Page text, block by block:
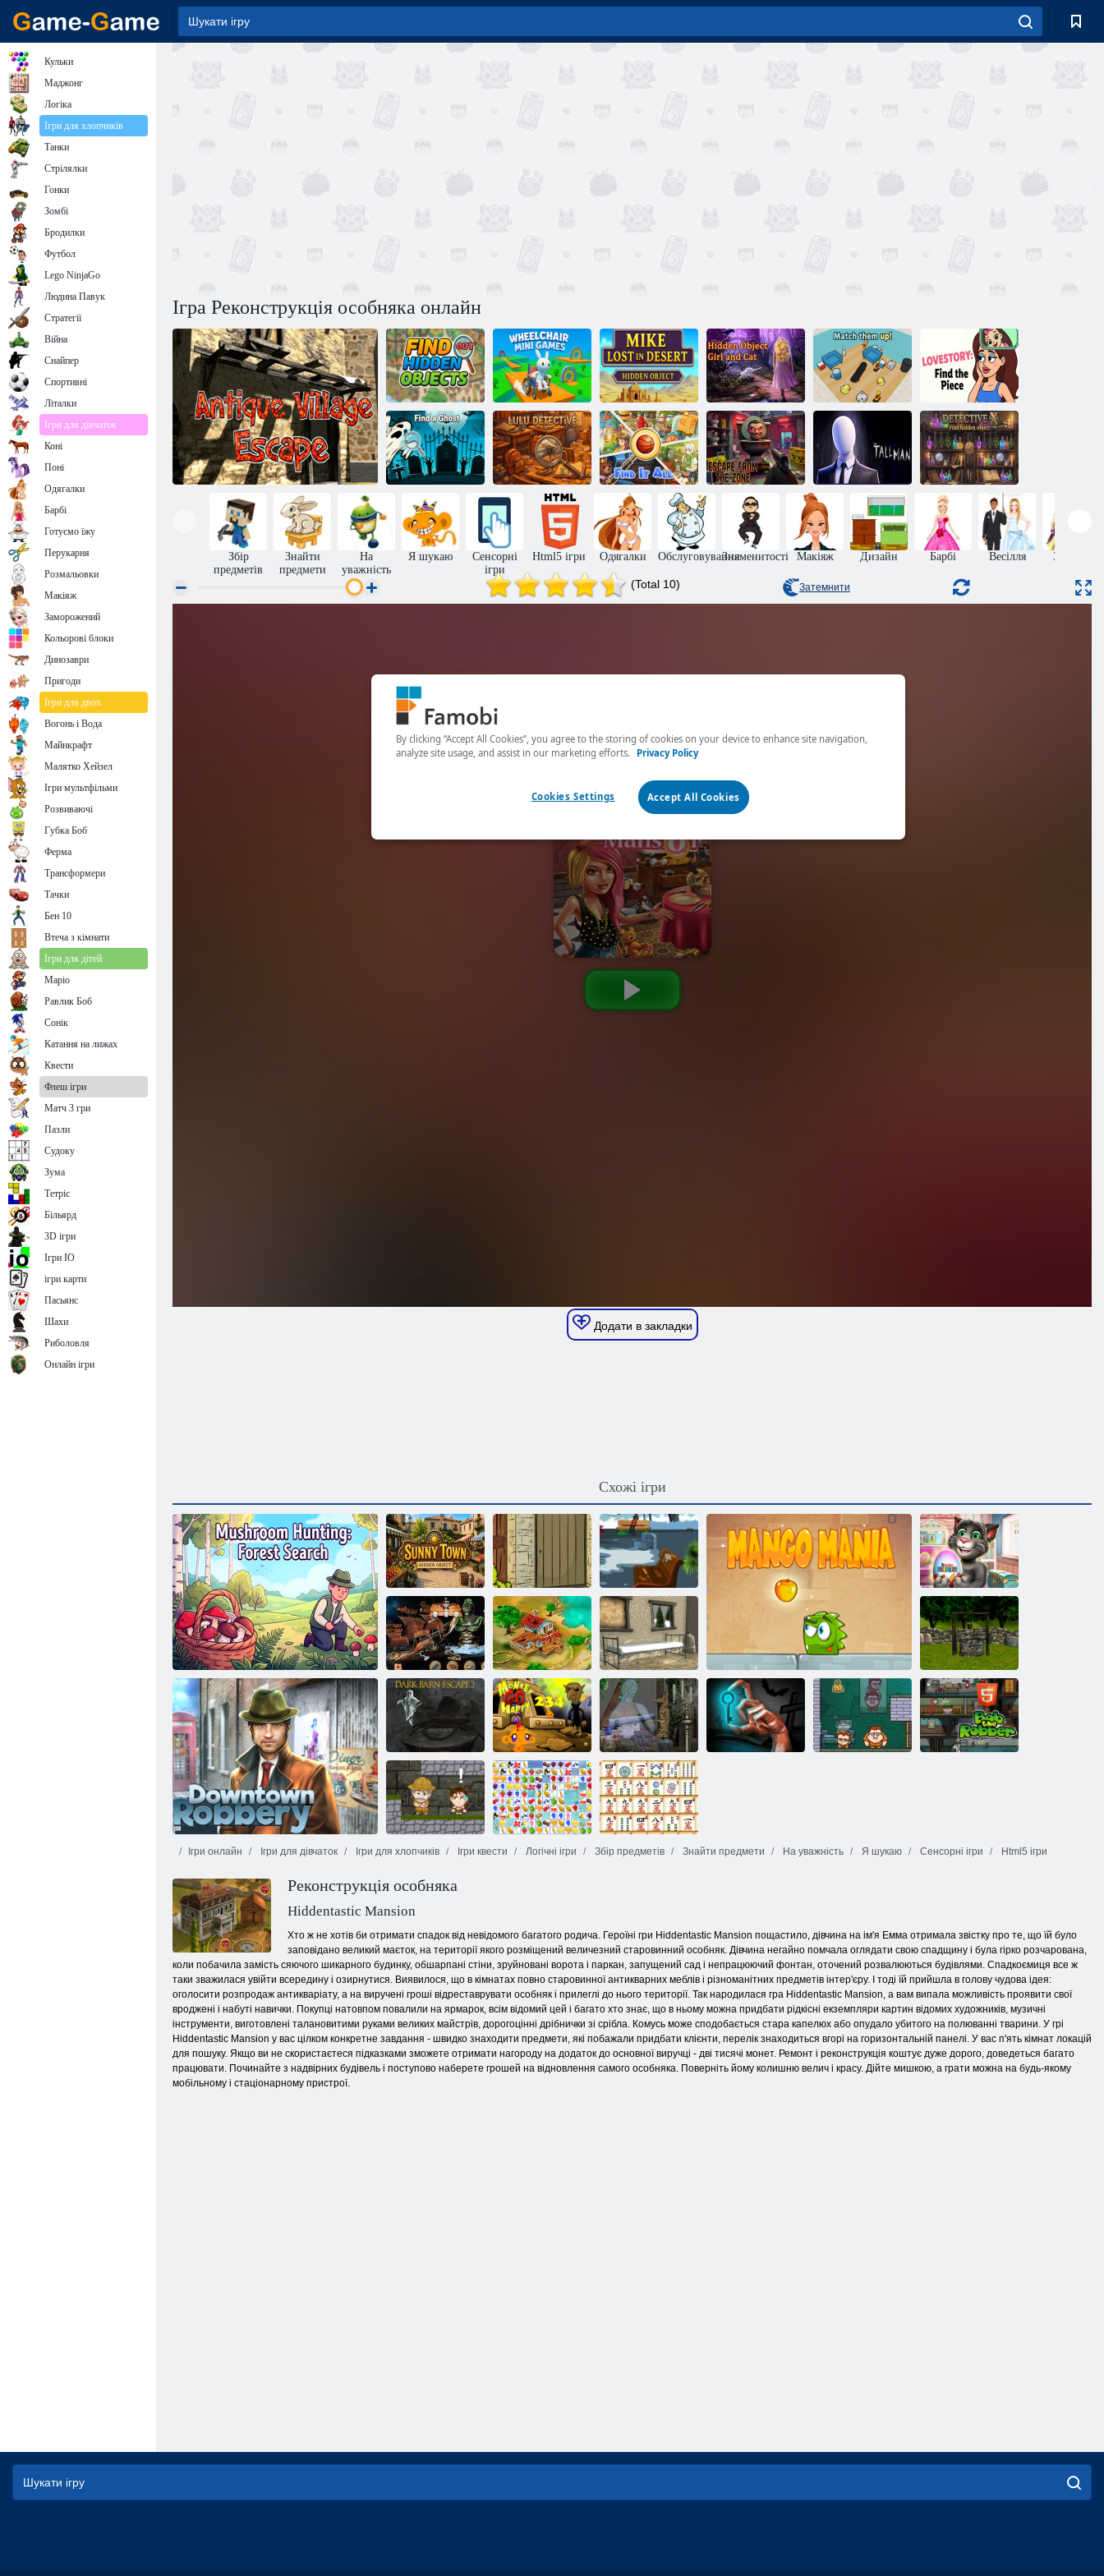
Ігра Реконструкція особняка онлайн
Знайдіть
приховані
предмети
Міні-ігри для
інвалідних
візків
Майк,
загублений у
пустелі: гра
прихованих
предметів
Приховані
об'єкти: дівчина
і кіт
Зіставте їх!
Історія
кохання:
Знайди
шматочок
Знайти примару Лулу Детектив Знайти все Втеча із Зони Висока людина
Детектив X.
Знайти
захований
предмет
Збір
предметів
Знайти
предмети
На
уважність
Я шукаю
Сенсорні
ігри
Html5 ігри Одягалки ОбслуговуванняЗнаменитості Макіяж Дизайн Барбі Весілля Зачіски
(Total 10) Затемнити
Додати в закладки
Схожі ігри
Полювання на гриби: Пошук у лісі
Сонячне місто
Пошук
предметів
Втеча з
заднього двору
Зелений парк:
втеча
Хто говорить
Том: Кіндер
сюрприз
Приховані
об'єкти:
піратські
скарби
Ферма Тулі
Крадіжка в центрі міста
Втеча з зимової
хати null
Висока мода:
подвійне
побачення
Втеча з
темного
комори 3
Щаслива
мавпочка:
рівень 234
Дім з
привидами
Інки: Пригоди
Ігри онлайн Ігри для дівчаток Ігри для хлопчиків Ігри квести Логічні ігри Збір предметів Знайти предмети На уважність Я шукаю Сенсорні ігри Html5 ігри
Реконструкція особняка
Hiddentastic Mansion
Хто ж не хотів би отримати спадок від невідомого багатого родича. Героїні гри Hiddentastic Mansion пощастило, дівчина на ім'я Емма отримала звістку про те, що їй було
заповідано великий маєток, на території якого розміщений величезний старовинний особняк. Дівчина негайно помчала оглядати свою спадщину і була гірко розчарована,
коли побачила замість сяючого шикарного будинку, обшарпані стіни, зруйновані ворота і паркан, запущений сад і непрацюючий фонтан, оточений розвалюються будівлями. Спадкоємиця все ж
таки зважилася увійти всередину і озирнутися. Виявилося, що в кімнатах повно старовинної антикварних меблів і різноманітних предметів інтер'єру. І тоді їй прийшла в голову чудова ідея:
оголосити розпродаж антикваріату, а на виручені гроші відреставрувати особняк і прилеглі до нього території. Так народилася гра Hiddentastic Mansion, а вам випала можливість проявити свої
вроджені і набуті навички. Покупці натовпом повалили на ярмарок, всім відомий цей і багато хто знає, що в ньому можна придбати рідкісні екземпляри картин відомих художників, музичні
інструменти, виготовлені талановитими руками великих майстрів, дорогоцінні дрібнички зі срібла. Комусь може сподобається стара капелюх або опудало убитого на полюванні тварини. У грі
Hiddentastic Mansion у вас цілком конкретне завдання - швидко знаходити предмети, які побажали придбати клієнти, перелік знаходиться вгорі на горизонтальній панелі. У вас п'ять кімнат локацій
для пошуку. Якщо ви не скористаєтеся підказками зможете отримати нагороду на додаток до основної виручці - дві тисячі монет. Ремонт і реконструкція коштує дуже дорого, доведеться багато
працювати. Починайте з надвірних будівель і поступово наберете грошей на відновлення самого особняка. Поверніть йому колишню велич і красу. Дійте мишкою, а грати можна на будь-якому
мобільному і стаціонарному пристрої.
Кульки
Маджонг
Логіка
Ігри для хлопчиків
Танки
Стрілялки
Гонки
Зомбі
Бродилки
Футбол
Lego NinjaGo
Людина Павук
Стратегії
Війна
Снайпер
Спортивні
Літалки
Ігри для дівчаток
Коні
Поні
Одягалки
Барбі
Готуємо їжу
Перукарня
Розмальовки
Макіяж
Заморожений
Кольорові блоки
Динозаври
Пригоди
Ігри для двох
Вогонь і Вода
Майнкрафт
Малятко Хейзел
Ігри мультфільми
Розвиваючі
Губка Боб
Ферма
Трансформери
Тачки
Бен 10
Втеча з кімнати
Ігри для дітей
Маріо
Равлик Боб
Сонік
Катання на лижах
Квести
Флеш ігри
Матч 3 гри
Пазли
Судоку
Зума
Тетріс
Більярд
3D ігри
Ігри IO
ігри карти
Пасьянс
Шахи
Риболовля
Онлайн ігри